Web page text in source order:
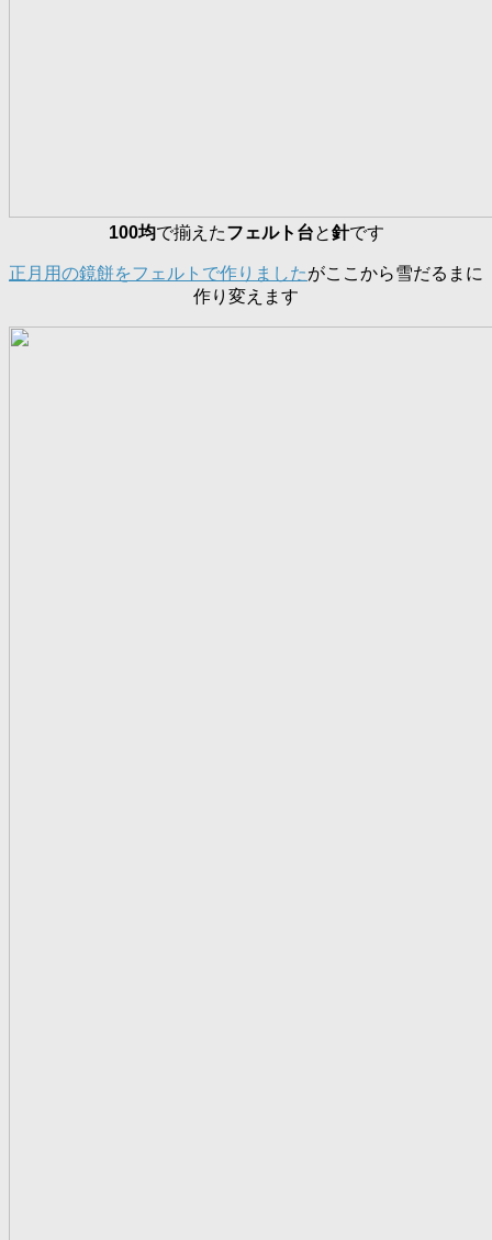
100均で揃えたフェルト台と針です
正月用の鏡餅をフェルトで作りましたがここから雪だるまに
作り変えます